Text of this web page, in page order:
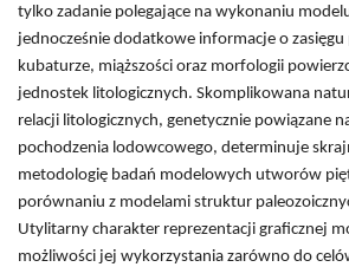
tylko zadanie polegające na wykonaniu
jednocześnie dodatkowe informacje o
kubaturze, miąższości oraz morfologii
jednostek litologicznych. Skomplikowana
relacji litologicznych, genetycznie powiązane
pochodzenia lodowcowego, determinuje
metodologię badań modelowych utworów
porównaniu z modelami struktur
Utylitarny charakter reprezentacji graficznej
możliwości jej wykorzystania zarówno do